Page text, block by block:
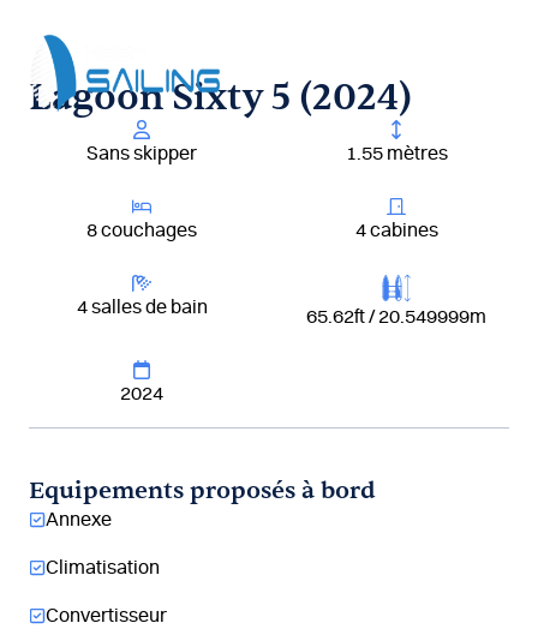
contenu
Lagoon Sixty 5 (2024)
Sans skipper 1.55 mètres
8 couchages 4 cabines
4 salles de bain 65.62ft / 20.549999m
2024
Equipements proposés à bord
Annexe
Climatisation
Convertisseur